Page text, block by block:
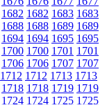
1682 1682 1683 1683
1688 1688 1689 1689
1694 1694 1695 1695
1700 1700 1701 1701
1706 1706 1707 1707
1712 1712 1713 1713
1718 1718 1719 1719
1724 1724 1725 1725